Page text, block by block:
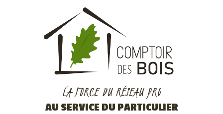
LA FORCE DU RÉSEAU PRO
AU SERVICE DU PARTICULIER